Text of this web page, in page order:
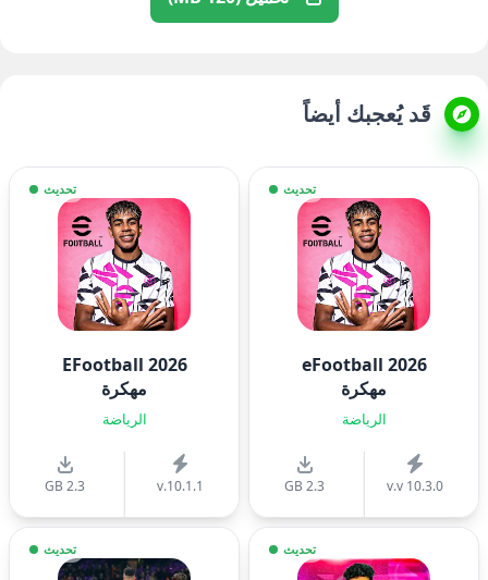
قَد يُعجبك أيضاً
تحديث
eFootball 2026
مهكرة
الرياضة
v.v 10.3.0
2.3 GB
تحديث
EFootball 2026
مهكرة
الرياضة
v.10.1.1
2.3 GB
تحديث تحديث